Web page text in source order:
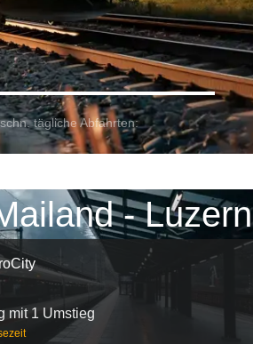
tägliche Abfahrten:
- Luzern
mit 1 Umstieg